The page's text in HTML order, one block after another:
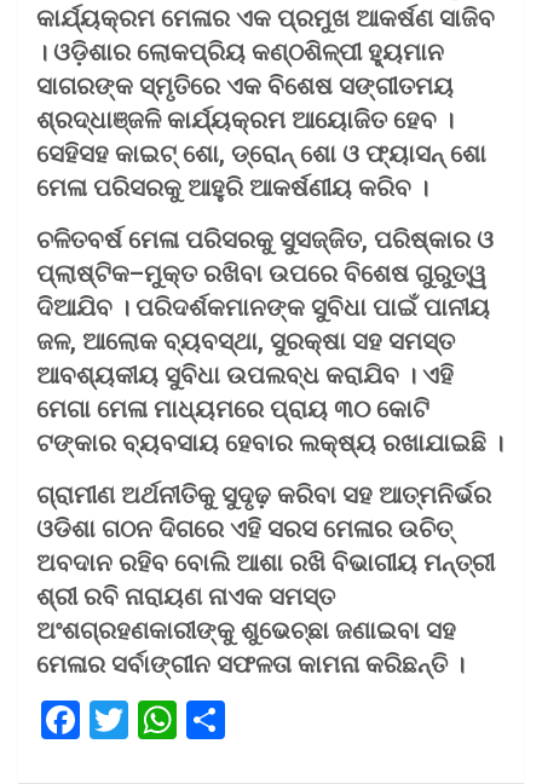
କାର୍ଯ୍ୟକ୍ରମ ମେଳାର ଏକ ପ୍ରମୁଖ ଆକର୍ଷଣ ସାଜିବ
। ଓଡ଼ିଶାର ଲୋକପ୍ରିୟ କଣ୍ଠଶିଳ୍ପୀ ହ୍ୟୁମାନ
ସାଗରଙ୍କ ସ୍ମୃତିରେ ଏକ ବିଶେଷ ସଙ୍ଗୀତମୟ
ଶ୍ରଦ୍ଧାଞ୍ଜଳି କାର୍ଯ୍ୟକ୍ରମ ଆୟୋଜିତ ହେବ ।
ସେହିସହ କାଇଟ୍ ଶୋ, ଡ୍ରୋନ୍ ଶୋ ଓ ଫ୍ୟାସନ୍ ଶୋ
ମେଳା ପରିସରକୁ ଆହୁରି ଆକର୍ଷଣୀୟ କରିବ ।
ଚଳିତବର୍ଷ ମେଳା ପରିସରକୁ ସୁସଜ୍ଜିତ, ପରିଷ୍କାର ଓ
ପ୍ଲାଷ୍ଟିକ–ମୁକ୍ତ ରଖିବା ଉପରେ ବିଶେଷ ଗୁରୁତ୍ୱ
ଦିଆଯିବ । ପରିଦର୍ଶକମାନଙ୍କ ସୁବିଧା ପାଇଁ ପାନୀୟ
ଜଳ, ଆଲୋକ ବ୍ୟବସ୍ଥା, ସୁରକ୍ଷା ସହ ସମସ୍ତ
ଆବଶ୍ୟକୀୟ ସୁବିଧା ଉପଲବ୍ଧ କରାଯିବ । ଏହି
ମେଗା ମେଳା ମାଧ୍ୟମରେ ପ୍ରାୟ ୩୦ କୋଟି
ଟଙ୍କାର ବ୍ୟବସାୟ ହେବାର ଲକ୍ଷ୍ୟ ରଖାଯାଇଛି ।
ଗ୍ରାମୀଣ ଅର୍ଥନୀତିକୁ ସୁଦୃଢ଼ କରିବା ସହ ଆତ୍ମନିର୍ଭର
ଓଡିଶା ଗଠନ ଦିଗରେ ଏହି ସରସ ମେଳାର ଉଚିତ୍
ଅବଦାନ ରହିବ ବୋଲି ଆଶା ରଖି ବିଭାଗୀୟ ମନ୍ତ୍ରୀ
ଶ୍ରୀ ରବି ନାରାୟଣ ନାଏକ ସମସ୍ତ
ଅଂଶଗ୍ରହଣକାରୀଙ୍କୁ ଶୁଭେଚ୍ଛା ଜଣାଇବା ସହ
ମେଳାର ସର୍ବାଙ୍ଗୀନ ସଫଳତା କାମନା କରିଛନ୍ତି ।
F
T
W